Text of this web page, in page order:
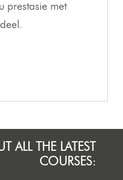
prestasie met
ALL THE LATEST
COURSES: